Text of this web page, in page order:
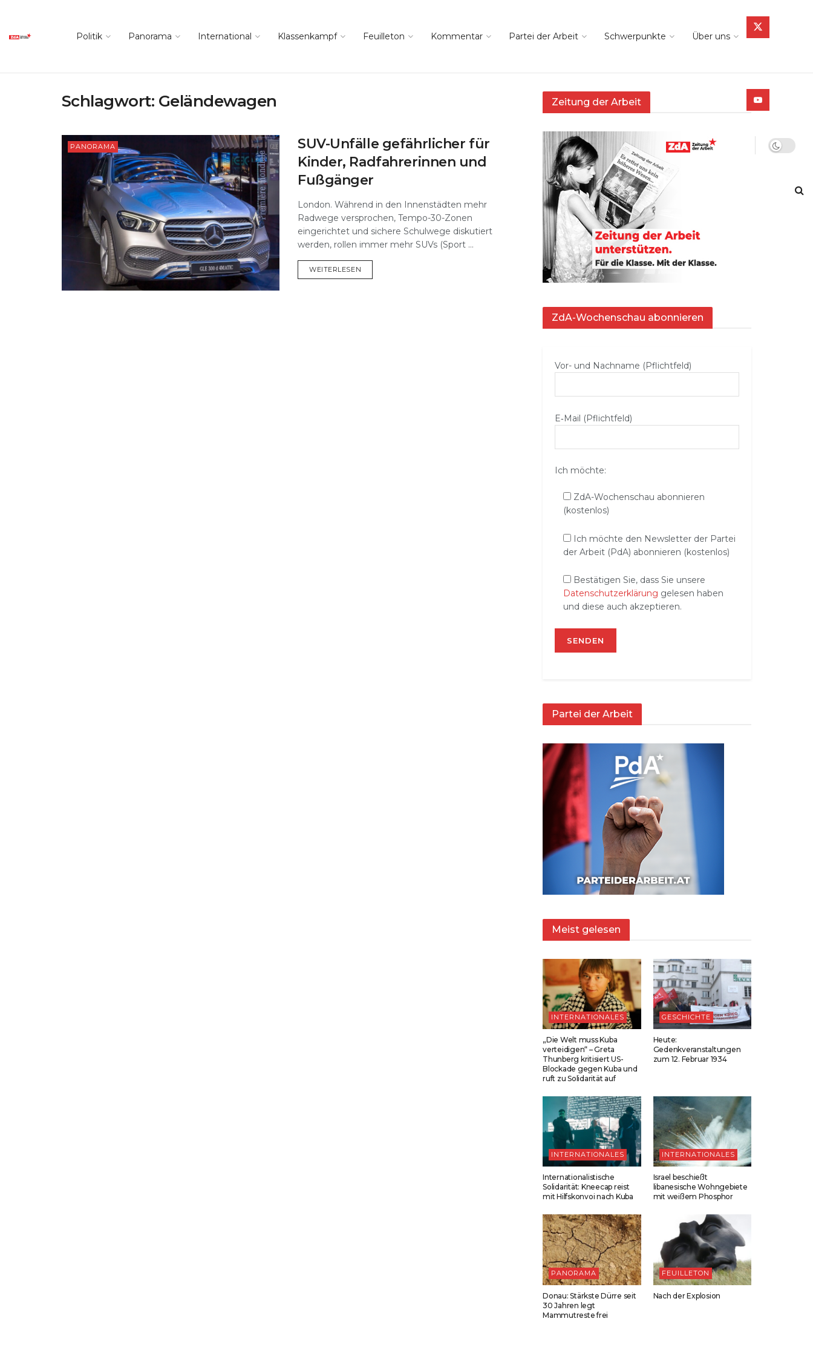
Politik Panorama International Klassenkampf Feuilleton Kommentar Partei der Arbeit Schwerpunkte Über uns
Schlagwort: Geländewagen
PANORAMA
SUV-Unfälle gefährlicher für
Kinder, Radfahrerinnen und
Fußgänger
London. Während in den Innenstädten mehr
Radwege versprochen, Tempo-30-Zonen
eingerichtet und sichere Schulwege diskutiert
werden, rollen immer mehr SUVs (Sport ...
WEITERLESEN
Zeitung der Arbeit
ZdA-Wochenschau abonnieren
Vor- und Nachname (Pflichtfeld)
E‑Mail (Pflichtfeld)
Ich möchte:
ZdA-Wochenschau abonnieren
(kostenlos)
Ich möchte den Newsletter der Partei
der Arbeit (PdA) abonnieren (kostenlos)
Bestätigen Sie, dass Sie unsere
Datenschutzerklärung gelesen haben
und diese auch akzeptieren.
Partei der Arbeit
Meist gelesen
INTERNATIONALES
„Die Welt muss Kuba
verteidigen“ – Greta
Thunberg kritisiert US-
Blockade gegen Kuba und
ruft zu Solidarität auf
GESCHICHTE
Heute:
Gedenkveranstaltungen
zum 12. Februar 1934
INTERNATIONALES
Internationalistische
Solidarität: Kneecap reist
mit Hilfskonvoi nach Kuba
INTERNATIONALES
Israel beschießt
libanesische Wohngebiete
mit weißem Phosphor
PANORAMA
Donau: Stärkste Dürre seit
30 Jahren legt
Mammutreste frei
FEUILLETON
Nach der Explosion